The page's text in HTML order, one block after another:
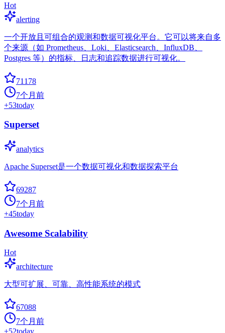
Hot
alerting
一个开放且可组合的观测和数据可视化平台。它可以将来自多
个来源（如 Prometheus、Loki、Elasticsearch、InfluxDB、
Postgres 等）的指标、日志和追踪数据进行可视化。
71178
7个月前
+53today
Superset
analytics
Apache Superset是一个数据可视化和数据探索平台
69287
7个月前
+45today
Awesome Scalability
Hot
architecture
大型可扩展、可靠、高性能系统的模式
67088
7个月前